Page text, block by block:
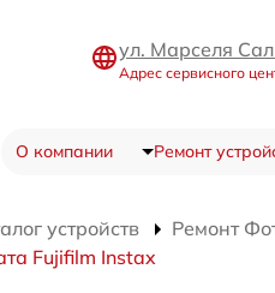
ул. Марселя
Адрес сервисного
О компании Ремонт
устройств Ремонт
Fujifilm Instax